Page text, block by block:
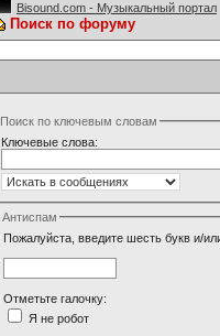
Bisound.com - Музыкальный портал
Поиск по форуму
Поиск по ключевым словам
Ключевые слова:
Антиспам
Пожалуйста, введите шесть букв и/
Отметьте галочку:
Я не робот